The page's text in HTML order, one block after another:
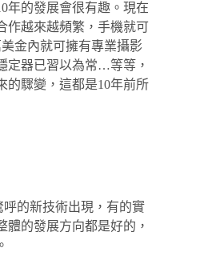
年的發展會很有趣。現在
作越來越頻繁，手機就可
金內就可擁有專業攝影
定器已習以為常…等等，
的驟變，這都是10年前所
的新技術出現，有的實
體的發展方向都是好的，